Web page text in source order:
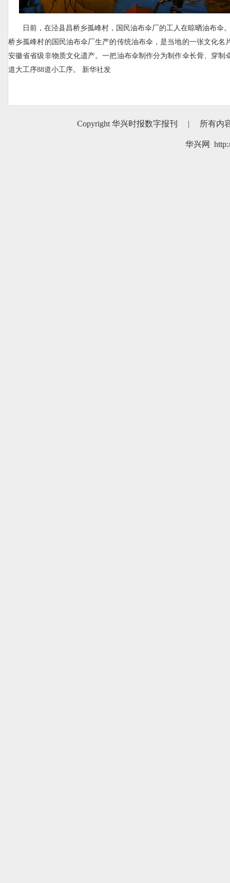
日前，在泾县昌桥乡孤峰村，国民油布伞厂的工人在晾晒油布伞
桥乡孤峰村的国民油布伞厂生产的传统油布伞，是当地的一张文化名
安徽省省级非物质文化遗产。一把油布伞制作分为制作伞长骨、穿制
道大工序88道小工序。 新华社发
Copyright 华兴时报数字报刊 | 所有内
华兴网